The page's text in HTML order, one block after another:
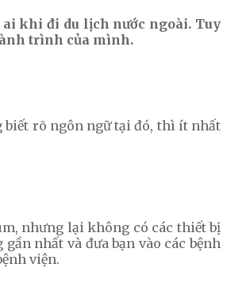
khi đi du lịch nước ngoài. Tuy
trình của mình.
biết rõ ngôn ngữ tại đó, thì ít nhất
nhưng lại không có các thiết bị
nhất và đưa bạn vào các bệnh
viện.